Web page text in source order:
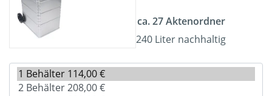
ca. 27 Aktenordner
240 Liter nachhaltig